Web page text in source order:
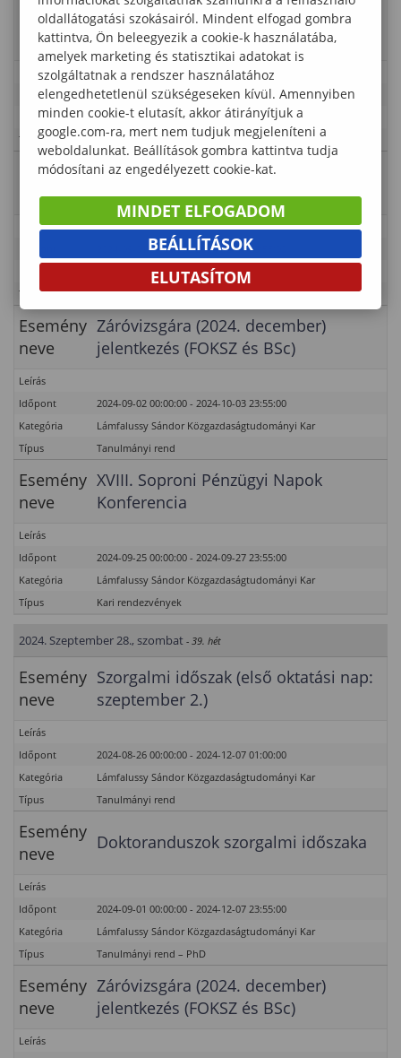
Esemény
neve
Szorgalmi időszak (első oktatási nap:
szeptember 2.)
Leírás
Időpont
2024-08-26 00:00:00 - 2024-12-07 01:00:00
Kategória
Lámfalussy Sándor Közgazdaságtudományi Kar
Típus
Tanulmányi rend
Esemény
neve
Doktoranduszok szorgalmi időszaka
Leírás
2024-09-01 00:00:00 - 2024-12-07 23:55:00
Lámfalussy Sándor Közgazdaságtudományi Kar
Típus
Tanulmányi rend – PhD
Esemény
neve
Záróvizsgára (2024. december)
jelentkezés (FOKSZ és BSc)
Leírás
Időpont
2024-09-02 00:00:00 - 2024-10-03 23:55:00
Kategória
Lámfalussy Sándor Közgazdaságtudományi Kar
Típus
Tanulmányi rend
Esemény
neve
XVIII. Soproni Pénzügyi Napok
Konferencia
Leírás
Időpont
2024-09-25 00:00:00 - 2024-09-27 23:55:00
Kategória
Lámfalussy Sándor Közgazdaságtudományi Kar
Típus
Kari rendezvények
2024. Szeptember 28., szombat - 39. hét
Esemény
neve
Szorgalmi időszak (első oktatási nap:
szeptember 2.)
Leírás
Időpont
2024-08-26 00:00:00 - 2024-12-07 01:00:00
Kategória
Lámfalussy Sándor Közgazdaságtudományi Kar
Típus
Tanulmányi rend
Esemény
neve
Doktoranduszok szorgalmi időszaka
Leírás
Időpont
2024-09-01 00:00:00 - 2024-12-07 23:55:00
Kategória
Lámfalussy Sándor Közgazdaságtudományi Kar
Típus
Tanulmányi rend – PhD
Esemény
neve
Záróvizsgára (2024. december)
jelentkezés (FOKSZ és BSc)
Leírás
oldallátogatási szokásairól. Mindent elfogad gombra
kattintva, Ön beleegyezik a cookie-k használatába,
amelyek marketing és statisztikai adatokat is
szolgáltatnak a rendszer használatához
elengedhetetlenül szükségeseken kívül. Amennyiben
minden cookie-t elutasít, akkor átirányítjuk a
google.com-ra, mert nem tudjuk megjeleníteni a
weboldalunkat. Beállítások gombra kattintva tudja
módosítani az engedélyezett cookie-kat.
MINDET ELFOGADOM
BEÁLLÍTÁSOK
ELUTASÍTOM